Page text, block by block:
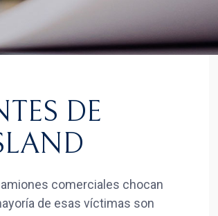
DE
comerciales chocan
de esas víctimas son